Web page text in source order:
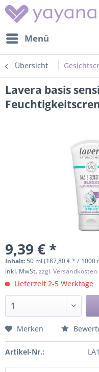
Menü
Übersicht
Lavera basis
9,39 € *
Inhalt:50 ml (187,80 € * / 1000
inkl. MwSt.zzgl. Versandkosten
Lieferzeit 2-5 Werktage
Merken
Artikel-Nr.: